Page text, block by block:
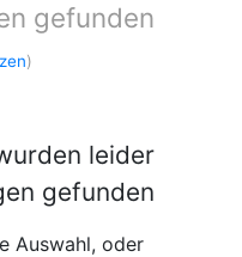
gefunden
)
leider
gefunden
Auswahl, oder